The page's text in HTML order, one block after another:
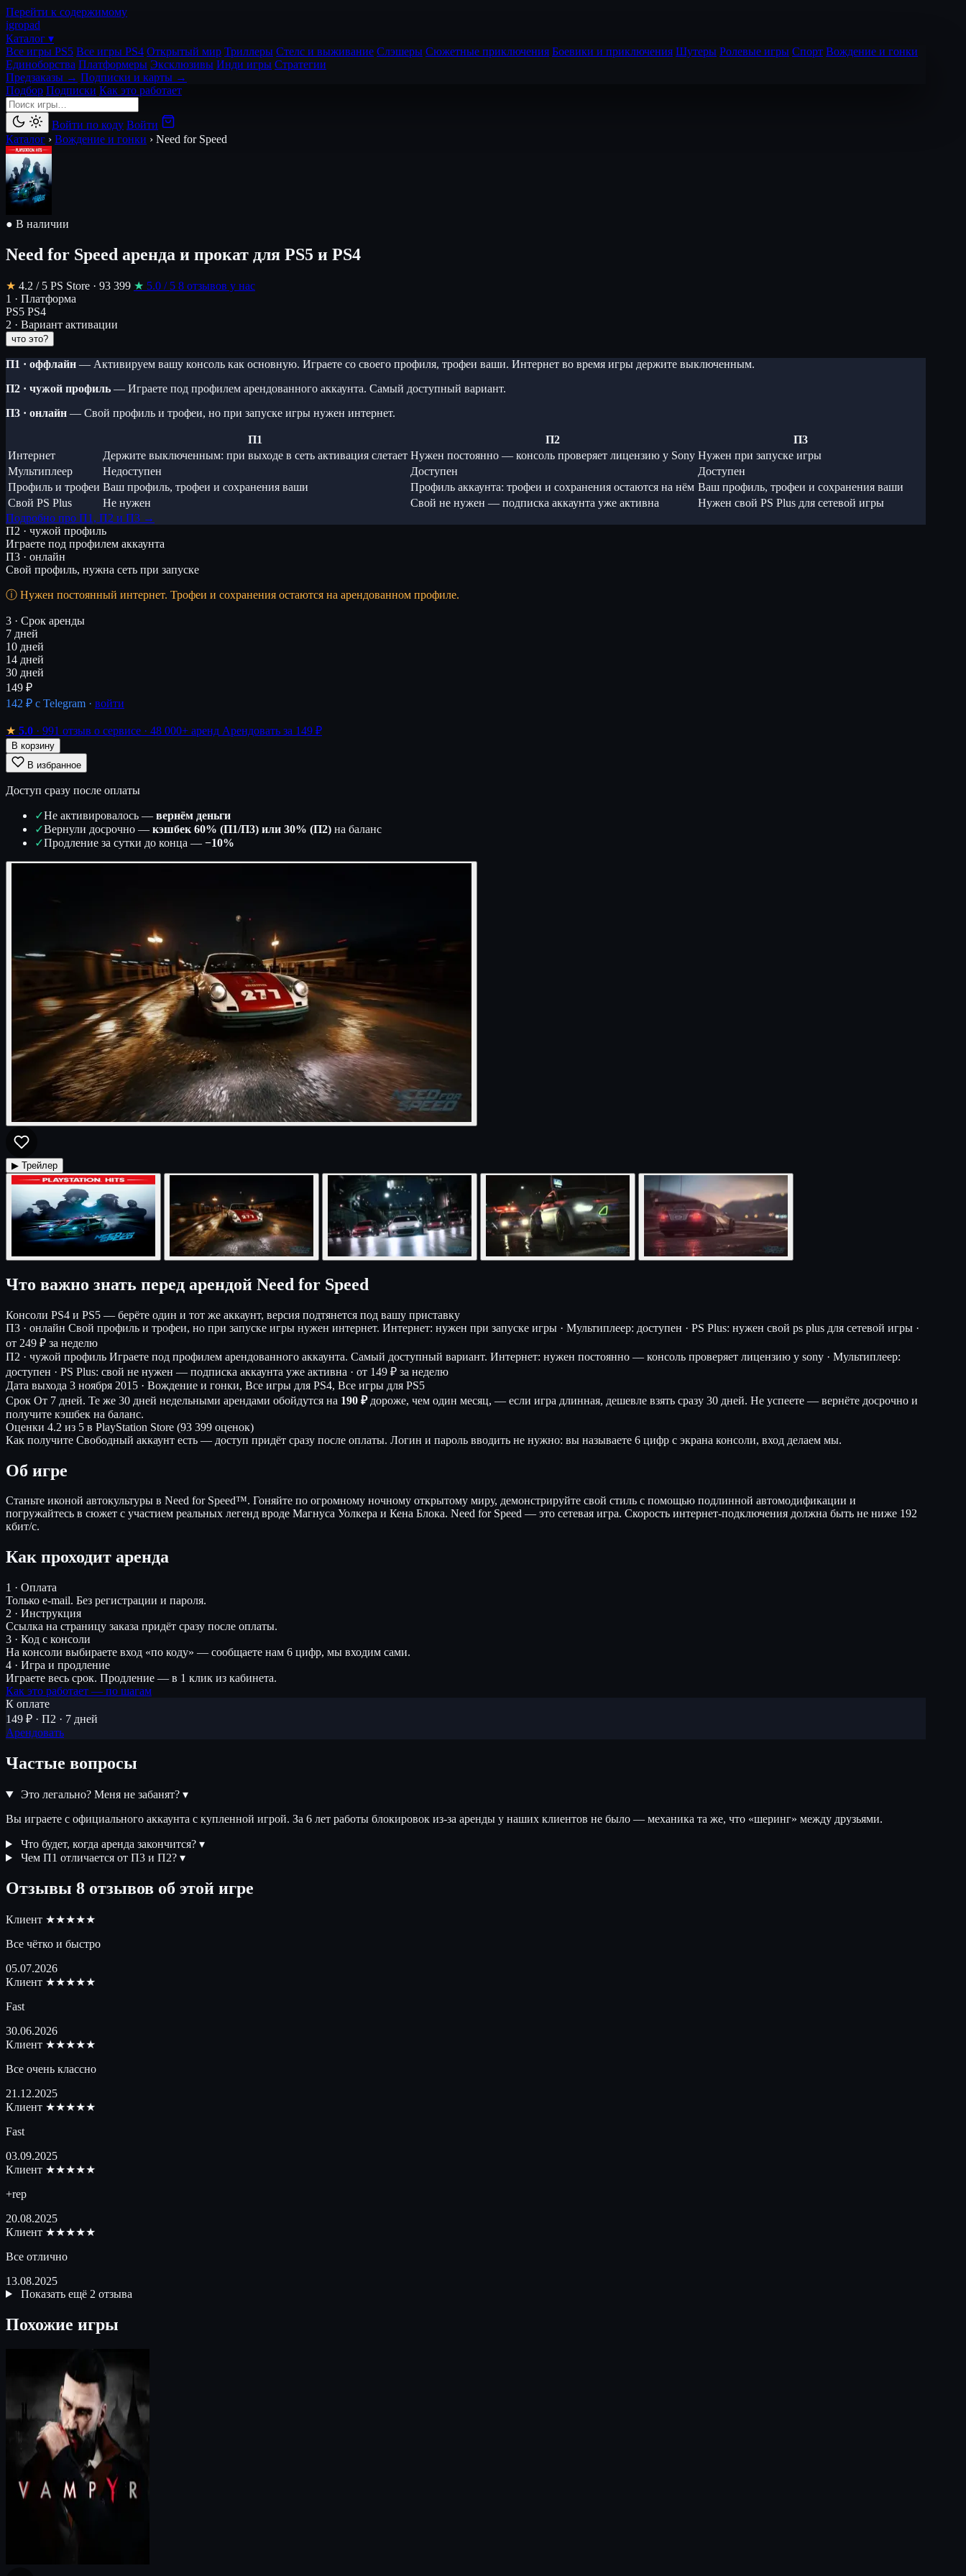
Перейти к содержимому
igropad
Каталог ▾
Все игры PS5 Все игры PS4 Открытый мир Триллеры Стелс и выживание Слэшеры Сюжетные приключения Боевики и приключения Шутеры Ролевые игры Спорт Вождение и гонки
Единоборства Платформеры Эксклюзивы Инди игры Стратегии
Предзаказы → Подписки и карты →
Подбор Подписки Как это работает
Войти по коду Войти
Каталог › Вождение и гонки › Need for Speed
● В наличии
Need for Speed аренда и прокат для PS5 и PS4
★ 4.2 / 5 PS Store · 93 399 ★ 5.0 / 5 8 отзывов у нас
1 · Платформа
PS5 PS4
2 · Вариант активации
что это?
П1 · оффлайн — Активируем вашу консоль как основную. Играете со своего профиля, трофеи ваши. Интернет во время игры держите выключенным.
П2 · чужой профиль — Играете под профилем арендованного аккаунта. Самый доступный вариант.
П3 · онлайн — Свой профиль и трофеи, но при запуске игры нужен интернет.
П1 П2
П3
Интернет
Держите выключенным: при выходе в сеть активация слетает Нужен постоянно — консоль проверяет лицензию у Sony Нужен при запуске игры
Мультиплеер
Недоступен Доступен
Доступен
Профиль и трофеи Ваш профиль, трофеи и сохранения ваши Профиль аккаунта: трофеи и сохранения остаются на нём Ваш профиль, трофеи и сохранения ваши
Свой PS Plus
Не нужен Свой не нужен — подписка аккаунта уже активна
Нужен свой PS Plus для сетевой игры
Подробно про П1, П2 и П3 →
П2 · чужой профиль
Играете под профилем аккаунта
П3 · онлайн
Свой профиль, нужна сеть при запуске
Нужен постоянный интернет. Трофеи и сохранения остаются на арендованном профиле.
3 · Срок аренды
7 дней
10 дней
14 дней
30 дней
149 ₽
142 ₽ с Telegram · войти
★ 5.0 · 991 отзыв о сервисе · 48 000+ аренд Арендовать за 149 ₽
В корзину
В избранное
Доступ сразу после оплаты
✓Не активировалось — вернём деньги
✓Вернули досрочно — кэшбек 60% (П1/П3) или 30% (П2) на баланс
✓Продление за сутки до конца — −10%
▶ Трейлер
Что важно знать перед арендой Need for Speed
Консоли PS4 и PS5 — берёте один и тот же аккаунт, версия подтянется под вашу приставку
П3 · онлайн Свой профиль и трофеи, но при запуске игры нужен интернет. Интернет: нужен при запуске игры · Мультиплеер: доступен · PS Plus: нужен свой ps plus для сетевой игры ·
от 249 ₽ за неделю
П2 · чужой профиль Играете под профилем арендованного аккаунта. Самый доступный вариант. Интернет: нужен постоянно — консоль проверяет лицензию у sony · Мультиплеер:
доступен · PS Plus: свой не нужен — подписка аккаунта уже активна · от 149 ₽ за неделю
Дата выхода 3 ноября 2015 · Вождение и гонки, Все игры для PS4, Все игры для PS5
Срок От 7 дней. Те же 30 дней недельными арендами обойдутся на 190 ₽дороже, чем один месяц, — если игра длинная, дешевле взять сразу 30 дней. Не успеете — вернёте досрочно и
получите кэшбек на баланс.
Оценки 4.2 из 5 в PlayStation Store (93 399 оценок)
Как получите Свободный аккаунт есть — доступ придёт сразу после оплаты. Логин и пароль вводить не нужно: вы называете 6 цифр с экрана консоли, вход делаем мы.
Об игре
Станьте иконой автокультуры в Need for Speed™. Гоняйте по огромному ночному открытому миру, демонстрируйте свой стиль с помощью подлинной автомодификации и
погружайтесь в сюжет с участием реальных легенд вроде Магнуса Уолкера и Кена Блока. Need for Speed — это сетевая игра. Скорость интернет-подключения должна быть не ниже 192
кбит/с.
Как проходит аренда
1 · Оплата
Только e-mail. Без регистрации и пароля.
2 · Инструкция
Ссылка на страницу заказа придёт сразу после оплаты.
3 · Код с консоли
На консоли выбираете вход «по коду» — сообщаете нам 6 цифр, мы входим сами.
4 · Игра и продление
Играете весь срок. Продление — в 1 клик из кабинета.
Как это работает — по шагам
К оплате
149 ₽ · П2 · 7 дней
Арендовать
Частые вопросы
Это легально? Меня не забанят? ▾
Вы играете с официального аккаунта с купленной игрой. За 6 лет работы блокировок из-за аренды у наших клиентов не было — механика та же, что «шеринг» между друзьями.
Что будет, когда аренда закончится? ▾
Чем П1 отличается от П3 и П2? ▾
Отзывы 8 отзывов об этой игре
Клиент ★★★★★
Все чётко и быстро
05.07.2026
Клиент ★★★★★
Fast
30.06.2026
Клиент ★★★★★
Все очень классно
21.12.2025
Клиент ★★★★★
Fast
03.09.2025
Клиент ★★★★★
+rep
20.08.2025
Клиент ★★★★★
Все отлично
13.08.2025
Показать ещё 2 отзыва
Похожие игры